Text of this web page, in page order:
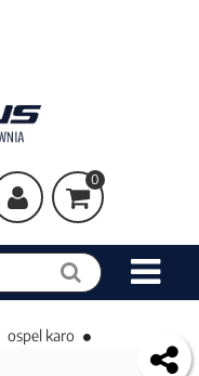
0
ospel karo